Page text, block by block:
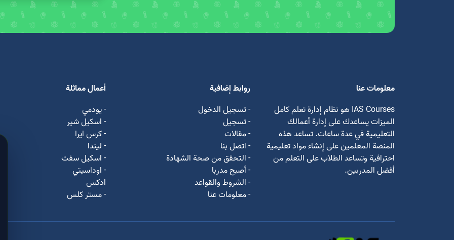
معلومات عنا
IAS Courses هو نظام إدارة تعلم كامل
الميزات يساعدك على إدارة أعمالك
التعليمية في عدة ساعات. تساعد هذه
المنصة المعلمين على إنشاء مواد تعليمية
احترافية وتساعد الطلاب على التعلم من
أفضل المدربين.
روابط إضافية
- تسجيل الدخول
- تسجيل
- مقالات
- اتصل بنا
- التحقق من صحة الشهادة
- أصبح مدربا
- الشروط والقواعد
- معلومات عنا
أعمال مماثلة
- يودمي
- اسکیل شیر
- كرس ايرا
- لیندا
- اسكيل سفت
- اوداسيتي
ادكس
- مستر كلس